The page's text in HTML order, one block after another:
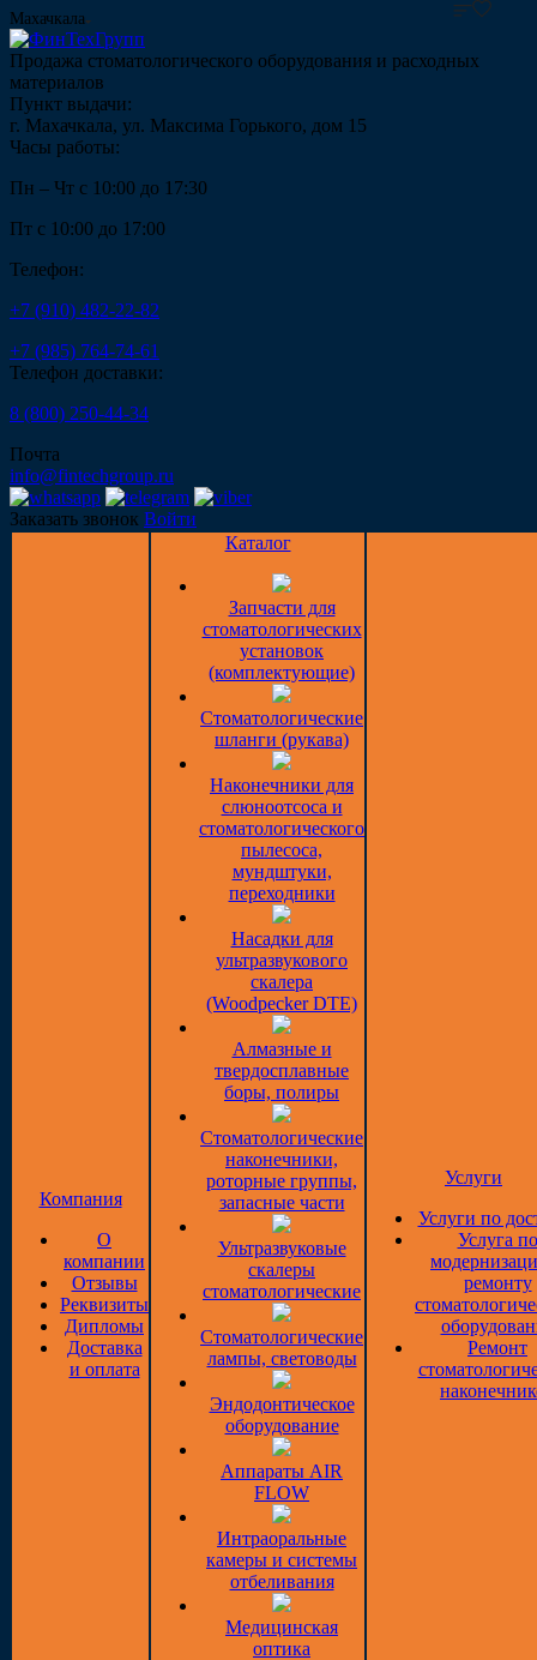
Махачкала
Продажа стоматологического оборудования и расходных
материалов
Пункт выдачи:
г. Махачкала, ул. Максима Горького, дом 15
Часы работы:
Пн – Чт с 10:00 до 17:30
Пт с 10:00 до 17:00
Телефон:
+7 (910) 482-22-82
+7 (985) 764-74-61
Телефон доставки:
8 (800) 250-44-34
Почта
info@fintechgroup.ru
Заказать звонок Войти
Компания
О
компании
Отзывы
Реквизиты
Дипломы
Доставка
и оплата
Каталог
Запчасти для
стоматологических
установок
(комплектующие)
Стоматологические
шланги (рукава)
Наконечники для
слюноотсоса и
стоматологического
пылесоса,
мундштуки,
переходники
Насадки для
ультразвукового
скалера
(Woodpecker DTE)
Алмазные и
твердосплавные
боры, полиры
Стоматологические
наконечники,
роторные группы,
запасные части
Ультразвуковые
скалеры
стоматологические
Стоматологические
лампы, световоды
Эндодонтическое
оборудование
Аппараты AIR
FLOW
Интраоральные
камеры и системы
отбеливания
Медицинская
оптика
Услуги
Услуги по
Услуга по
ремонту
Ремонт